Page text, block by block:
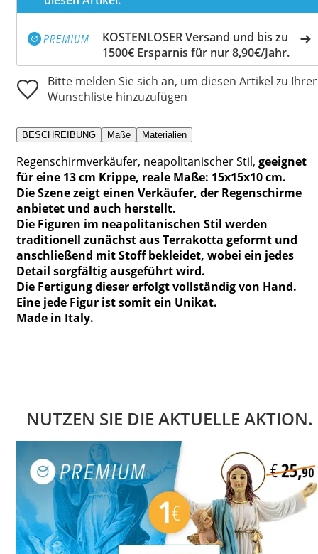
KOSTENLOSER Versand und bis zu
1500€ Ersparnis für nur 8,90€/Jahr.
Bitte melden Sie sich an, um diesen Artikel zu Ihrer
Wunschliste hinzuzufügen
BESCHREIBUNG Maße Materialien
Regenschirmverkäufer, neapolitanischer Stil, geeignet
für eine 13 cm Krippe, reale Maße: 15x15x10 cm.
Die Szene zeigt einen Verkäufer, der Regenschirme
anbietet und auch herstellt.
Die Figuren im neapolitanischen Stil werden
traditionell zunächst aus Terrakotta geformt und
anschließend mit Stoff bekleidet, wobei ein jedes
Detail sorgfältig ausgeführt wird.
Die Fertigung dieser erfolgt vollständig von Hand.
Eine jede Figur ist somit ein Unikat.
Made in Italy.
NUTZEN SIE DIE AKTUELLE AKTION.